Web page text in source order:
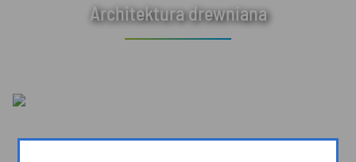
Architektura drewniana